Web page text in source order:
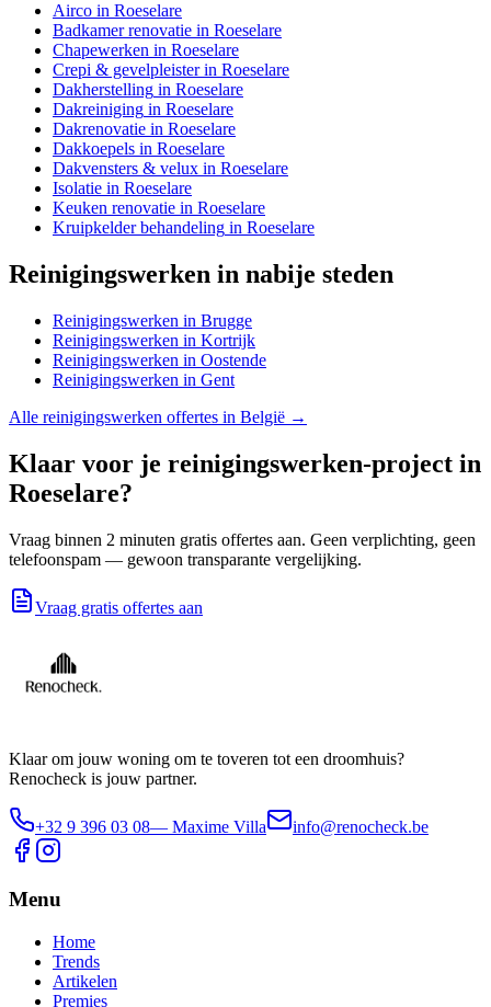
Airco in Roeselare
Badkamer renovatie in Roeselare
Chapewerken in Roeselare
Crepi & gevelpleisterin Roeselare
Dakherstelling in Roeselare
Dakreiniging in Roeselare
Dakrenovatie in Roeselare
Dakkoepels in Roeselare
Dakvensters & velux in Roeselare
Isolatie in Roeselare
Keuken renovatie in Roeselare
Kruipkelder behandeling in Roeselare
Reinigingswerken in nabije steden
Reinigingswerken in Brugge
Reinigingswerken in Kortrijk
Reinigingswerken in Oostende
Reinigingswerken in Gent
Alle reinigingswerken offertes in België →
Klaar voor je reinigingswerken-project in
Roeselare?
Vraag binnen 2 minuten gratis offertes aan. Geen verplichting, geen
telefoonspam — gewoon transparante vergelijking.
Vraag gratis offertes aan
Klaar om jouw woning om te toveren tot een droomhuis?
Renocheck is jouw partner.
+32 9 396 03 08— Maxime Villa info@renocheck.be
Menu
Home
Trends
Artikelen
Premies